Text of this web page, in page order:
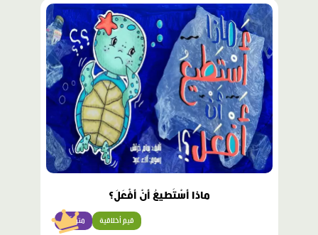
محتوى
مميّز
ماذا أَسْتَطيعُ أَنْ أَفْعَلَ؟
متوسّط قيم أخلاقية